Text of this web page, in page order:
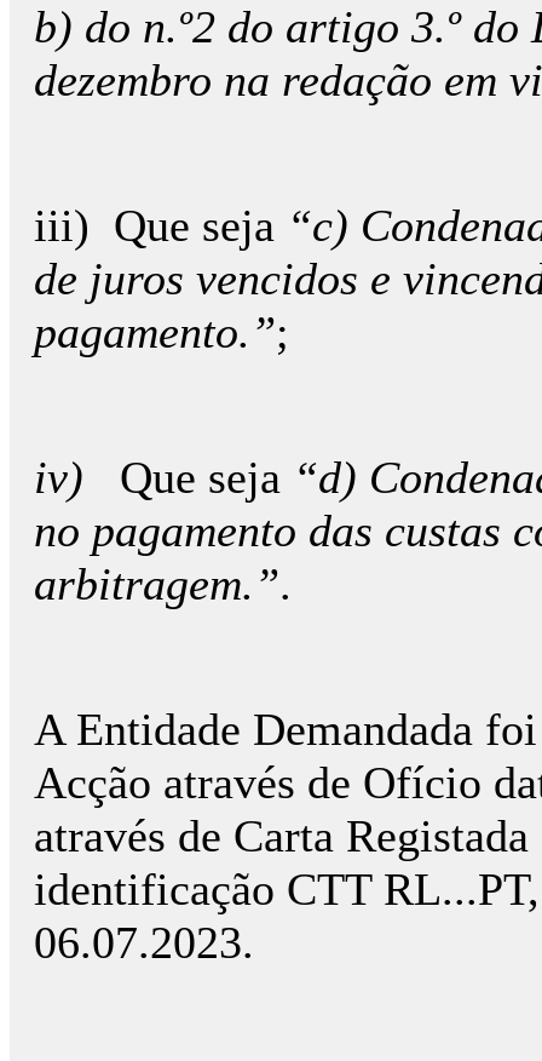
b) do n.º2 do artigo 3.º do
dezembro na redação em
iii) Que seja “c)
de juros vencidos e
pagamento.”;
iv) Que seja “d)
no pagamento das custas
arbitragem.”.
A Entidade Demandada
Acção através de Ofício
através de Carta
identificação CTT
06.07.2023.